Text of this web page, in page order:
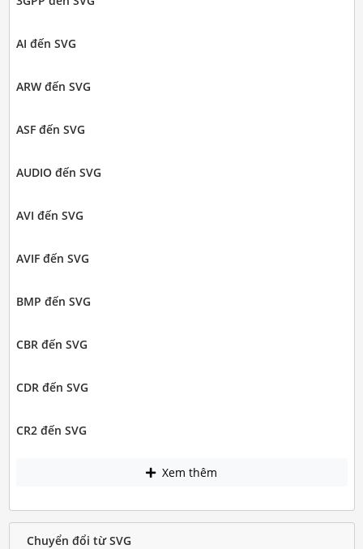
AI đến SVG
ARW đến SVG
ASF đến SVG
AUDIO đến SVG
AVI đến SVG
AVIF đến SVG
BMP đến SVG
CBR đến SVG
CDR đến SVG
CR2 đến SVG
Xem thêm
Chuyển đổi từ SVG